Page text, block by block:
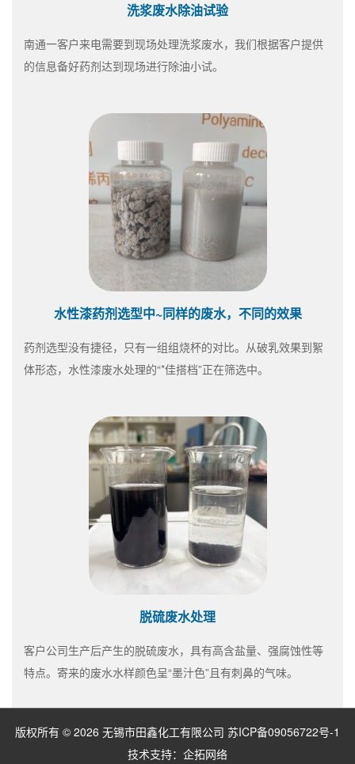
洗浆废水除油试验
南通一客户来电需要到现场处理洗浆废水，我们根据客户提供
的信息备好药剂达到现场进行除油小试。
水性漆药剂选型中~同样的废水，不同的效果
药剂选型没有捷径，只有一组组烧杯的对比。从破乳效果到絮
体形态，水性漆废水处理的“*佳搭档”正在筛选中。
脱硫废水处理
客户公司生产后产生的脱硫废水，具有高含盐量、强腐蚀性等
特点。寄来的废水水样颜色呈“墨汁色”且有刺鼻的气味。
版权所有 © 2026 无锡市田鑫化工有限公司 苏ICP备09056722号-1
技术支持： 企拓网络